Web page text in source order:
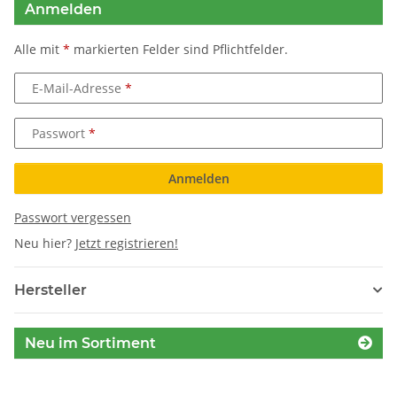
Anmelden
Alle mit * markierten Felder sind Pflichtfelder.
E-Mail-Adresse
Passwort
Anmelden
Passwort vergessen
Neu hier? Jetzt registrieren!
Hersteller
Neu im Sortiment